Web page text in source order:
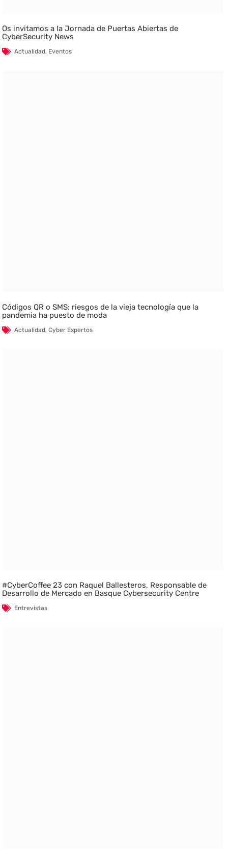
Os invitamos a la Jornada de Puertas Abiertas de
CyberSecurity News
Actualidad, Eventos
Códigos QR o SMS: riesgos de la vieja tecnología que la
pandemia ha puesto de moda
Actualidad,Cyber Expertos
#CyberCoffee 23 con Raquel Ballesteros, Responsable de
Desarrollo de Mercado en Basque Cybersecurity Centre
Entrevistas